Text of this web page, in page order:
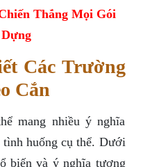
Thắng Mọi Gói
Các Trường
Cắn
mang nhiều ý nghĩa
tình huống cụ thể. Dưới
biến và ý nghĩa tương